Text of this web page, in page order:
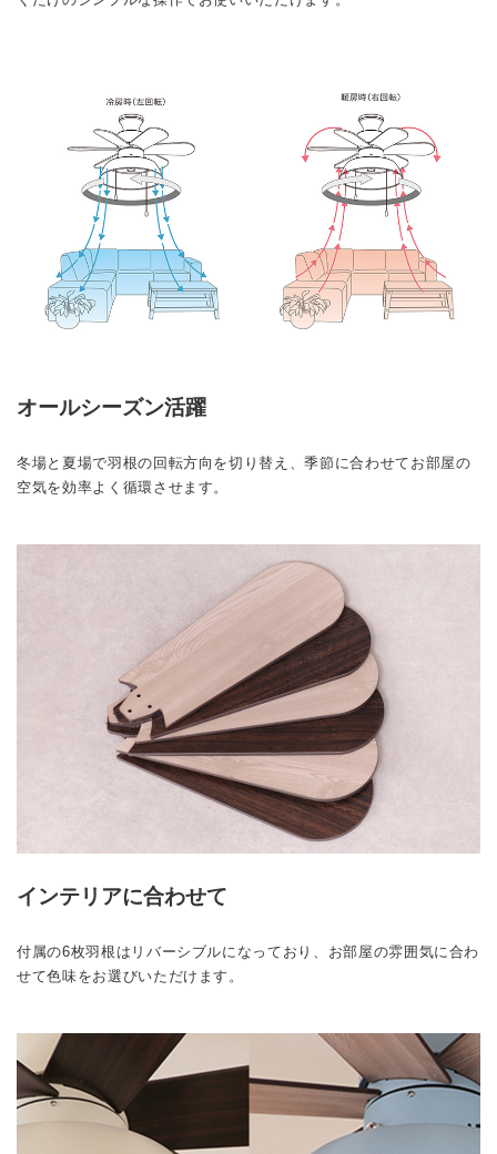
オールシーズン活躍
冬場と夏場で羽根の回転方向を切り替え、季節に合わせてお部屋の
空気を効率よく循環させます。
インテリアに合わせて
付属の6枚羽根はリバーシブルになっており、お部屋の雰囲気に合わ
せて色味をお選びいただけます。